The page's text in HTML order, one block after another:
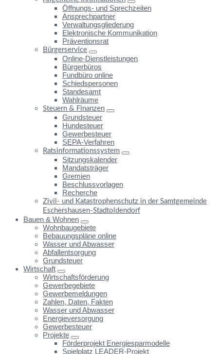
Öffnungs- und Sprechzeiten
Ansprechpartner
Verwaltungsgliederung
Elektronische Kommunikation
Präventionsrat
Bürgerservice
Online-Dienstleistungen
Bürgerbüros
Fundbüro online
Schiedspersonen
Standesamt
Wahlräume
Steuern & Finanzen
Grundsteuer
Hundesteuer
Gewerbesteuer
SEPA-Verfahren
Ratsinformationssystem
Sitzungskalender
Mandatsträger
Gremien
Beschlussvorlagen
Recherche
Zivil- und Katastrophenschutz in der Samtgemeinde
Eschershausen-Stadtoldendorf
Bauen & Wohnen
Wohnbaugebiete
Bebauungspläne online
Wasser und Abwasser
Abfallentsorgung
Grundsteuer
Wirtschaft
Wirtschaftsförderung
Gewerbegebiete
Gewerbemeldungen
Zahlen, Daten, Fakten
Wasser und Abwasser
Energieversorgung
Gewerbesteuer
Projekte
Förderprojekt Energiesparmodelle
Spielplatz LEADER-Projekt